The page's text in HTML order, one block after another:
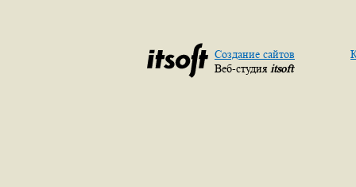
Создание сайтов
Веб-студия itsoft